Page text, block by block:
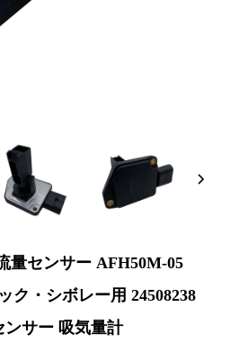
量センサー AFH50M-05
ク・シボレー用 24508238
サー 吸気量計